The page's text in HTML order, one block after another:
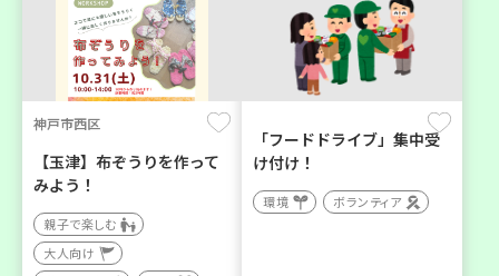
神戸市西区
【玉津】布ぞうりを作って
みよう！
親子で楽しむ
大人向け
「フードドライブ」集中受
け付け！
環境 ボランティア